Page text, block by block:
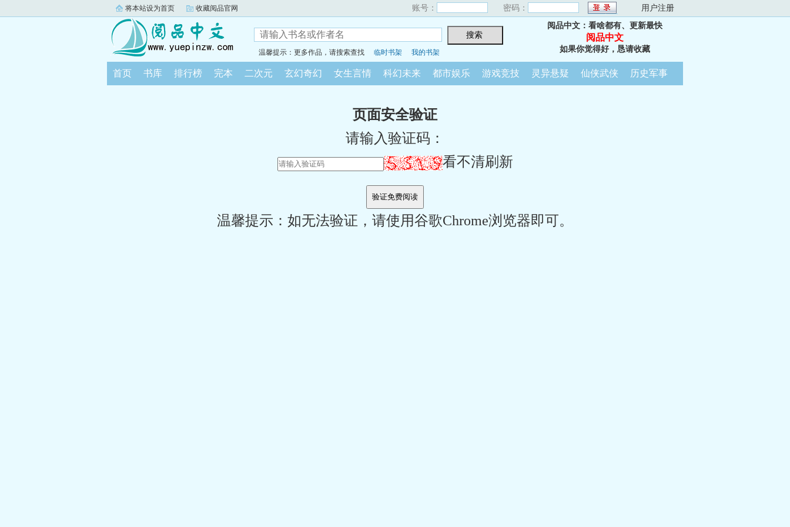
将本站设为首页 收藏阅品官网 账号： 密码： 用户注册
温馨提示：更多作品，请搜索查找 临时书架 我的书架
阅品中文：看啥都有、更新最快
阅品中文
如果你觉得好，恳请收藏
首页 书库 排行榜 完本 二次元 玄幻奇幻 女生言情 科幻未来 都市娱乐 游戏竞技 灵异悬疑 仙侠武侠 历史军事
页面安全验证
请输入验证码：
看不清刷新
温馨提示：如无法验证，请使用谷歌Chrome浏览器即可。